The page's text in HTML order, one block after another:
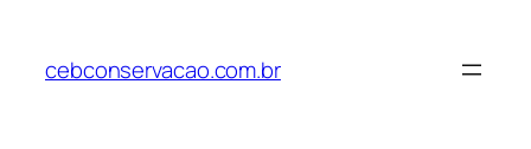
cebconservacao.com.br